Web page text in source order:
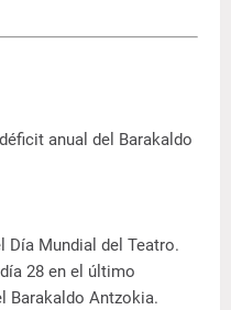
anual del Barakaldo
Día Mundial del Teatro.
28 en el último
Barakaldo Antzokia.